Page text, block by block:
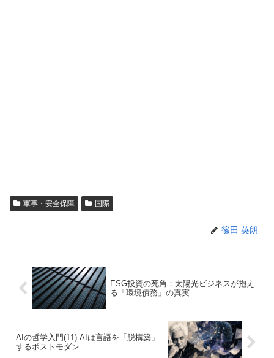
軍事・安全保障 国際
篠田 英朗
ESG投資の死角：太陽光ビジネスが抱え
る「環境債務」の真実
AIの哲学入門(11) AIは言語を「脱構築」
するポストモダン